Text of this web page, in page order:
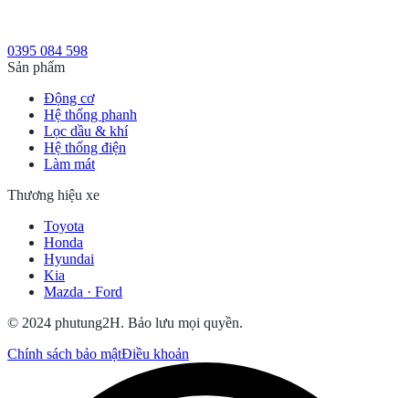
0395 084 598
Sản phẩm
Động cơ
Hệ thống phanh
Lọc dầu & khí
Hệ thống điện
Làm mát
Thương hiệu xe
Toyota
Honda
Hyundai
Kia
Mazda · Ford
© 2024 phutung2H. Bảo lưu mọi quyền.
Chính sách bảo mậtĐiều khoản